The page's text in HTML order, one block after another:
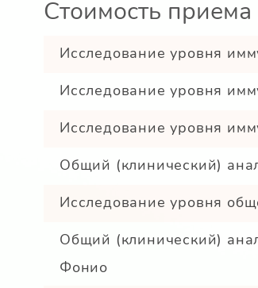
Стоимость приема
Исследование уровня
Исследование уровня
Исследование уровня
Общий (клинический)
Исследование уровня
Общий (клинический)
Фонио